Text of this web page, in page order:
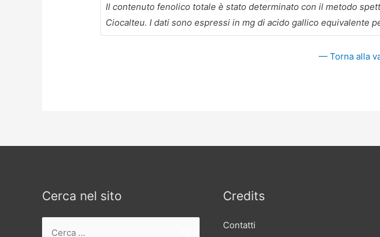
Il contenuto fenolico totale è stato determinato con il metodo
Ciocalteu. I dati sono espressi in mg di acido gallico equivalente
— Torna alla
Cerca nel sito Credits
Contatti